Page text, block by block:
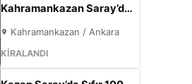
Kahramankazan Saray’da Kiralık 7.000 m² Sıfır Fabrika | 2.000 m² Açık Alan | 300 KW
Kahramankazan / Ankara
KİRALANDI